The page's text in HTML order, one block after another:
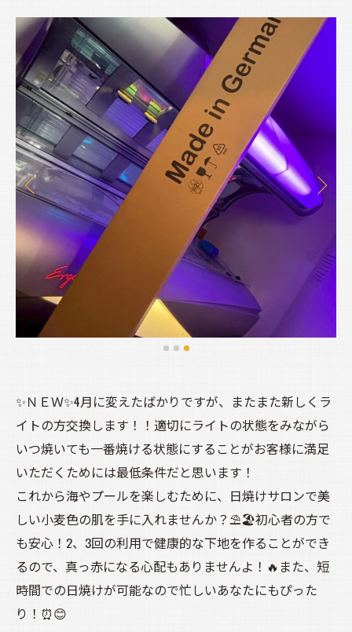
✨ＮＥＷ✨4月に変えたばかりですが、またまた新しくラ
イトの方交換します！！適切にライトの状態をみながら
いつ焼いても一番焼ける状態にすることがお客様に満足
いただくためには最低条件だと思います！
これから海やプールを楽しむために、日焼けサロンで美
しい小麦色の肌を手に入れませんか？⛱️🏖️初心者の方で
も安心！2、3回の利用で健康的な下地を作ることができ
るので、真っ赤になる心配もありませんよ！🔥また、短
時間での日焼けが可能なので忙しいあなたにもぴった
り！⏰😊